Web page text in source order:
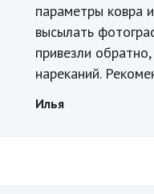
параметры ковра
высылать
привезли
нареканий.
Илья